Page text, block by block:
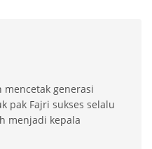
mencetak generasi
pak Fajri sukses selalu
menjadi kepala